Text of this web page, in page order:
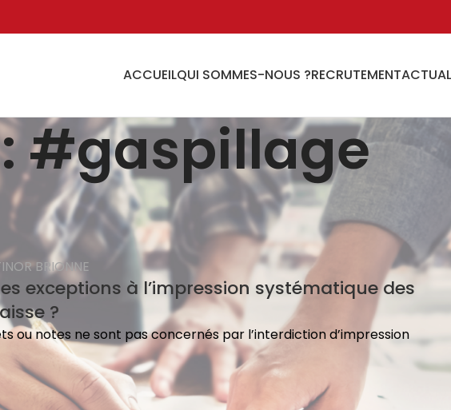
ACCUEILQUI SOMMES-NOUS ?RECRUTEMENT
#gaspillage
BRIONNE
exceptions à l’impression systématique des
?
ou notes ne sont pas concernés par l’interdiction d’impression